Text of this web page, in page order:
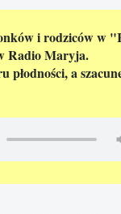
i rodziców w
Radio Maryja.
płodności, a